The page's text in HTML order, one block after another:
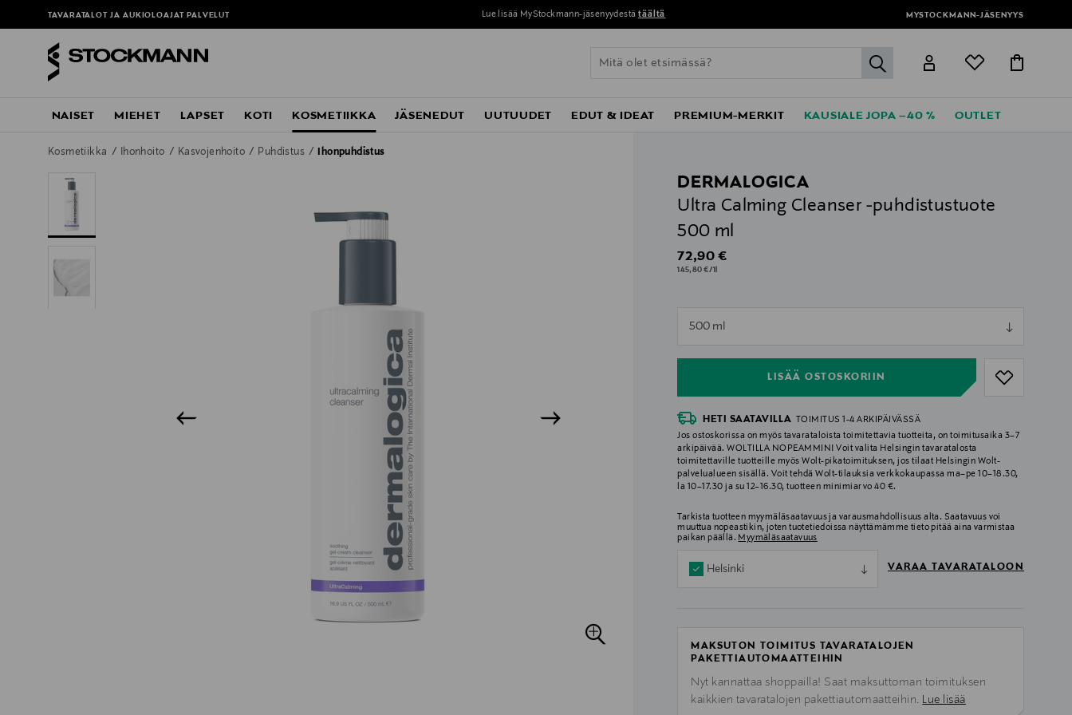
TAVARATALOT JA AUKIOLOAJAT PALVELUT Lue lisää MyStockmann-jäsenyydestä täältä MYSTOCKMANN-JÄSENYYS
label.header.go
NAISET MIEHET LAPSET KOTI KOSMETIIKKA JÄSENEDUT UUTUUDET EDUT & IDEAT PREMIUM-MERKIT KAUSIALE JOPA –40 % OUTLET
Kosmetiikka Ihonhoito Kasvojenhoito Puhdistus Ihonpuhdistus
DERMALOGICA
Ultra Calming Cleanser -puhdistustuote
500 ml
Original Price
72,90 €
145,80 €/1l
500 ml
LISÄÄ OSTOSKORIIN
null
HETI SAATAVILLA
TOIMITUS 1-4 ARKIPÄIVÄSSÄ
Jos ostoskorissa on myös tavarataloista toimitettavia tuotteita, on toimitusaika 3–7
arkipäivää. WOLTILLA NOPEAMMIN! Voit valita Helsingin tavaratalosta
toimitettaville tuotteille myös Wolt-pikatoimituksen, jos tilaat Helsingin Wolt-
palvelualueen sisällä. Voit tehdä Wolt-tilauksia verkkokaupassa ma–pe 10–18.30,
la 10–17.30 ja su 12–16.30, tuotteen minimiarvo 40 €.
Tarkista tuotteen myymäläsaatavuus ja varausmahdollisuus alta. Saatavuus voi
muuttua nopeastikin, joten tuotetiedoissa näyttämämme tieto pitää aina varmistaa
paikan päällä. Myymäläsaatavuus
Helsinki VARAA TAVARATALOON
MAKSUTON TOIMITUS TAVARATALOJEN
PAKETTIAUTOMAATTEIHIN
Nyt kannattaa shoppailla! Saat maksuttoman toimituksen
kaikkien tavaratalojen pakettiautomaatteihin. Lue lisää